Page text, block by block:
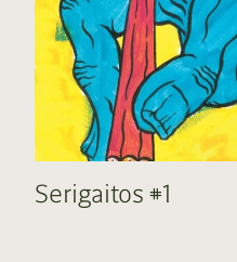
Serigaitos #1